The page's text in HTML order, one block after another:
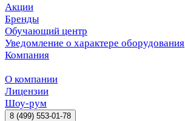
Акции
Бренды
Обучающий центр
Уведомление о характере оборудования
Компания
О компании
Лицензии
Шоу-рум
8 (499) 553-01-78